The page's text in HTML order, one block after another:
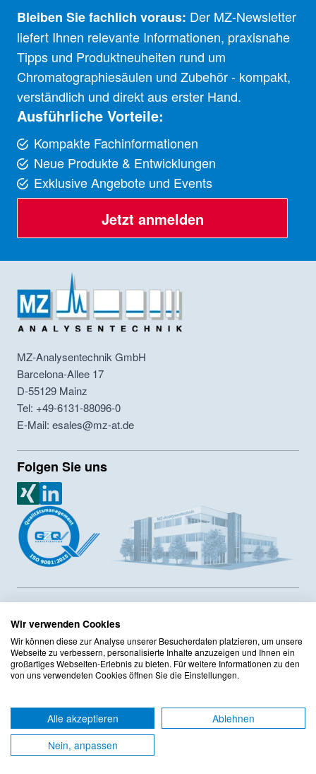
Bleiben Sie fachlich voraus: Der MZ-Newsletter
liefert Ihnen relevante Informationen, praxisnahe
Tipps und Produktneuheiten rund um
Chromatographiesäulen und Zubehör - kompakt,
verständlich und direkt aus erster Hand.
Ausführliche Vorteile:
Kompakte Fachinformationen
Neue Produkte & Entwicklungen
Exklusive Angebote und Events
Jetzt anmelden
MZ-Analysentechnik GmbH
Barcelona-Allee 17
D-55129 Mainz
Tel: +49-6131-88096-0
E-Mail: esales@mz-at.de
Folgen Sie uns
MZ Analysentechnik Xing
MZ Analysentechnik LinkedIn
MZ-Analysentechnik GmbH ist Hersteller von HPLC- und GPC-
Säulen sowie Lieferant von Chromatographiesäulen und
Innerbertriebliches Compliance Programm sowie ein
Qualitätsmanagement mit DIN ISO 9001:2015 Zertifizierung
implementiert. Das Sortiment umfasst mehr als 125 Hersteller
Datenschutzerklärung
Impressum
Wir verwenden Cookies
Wir können diese zur Analyse unserer Besucherdaten platzieren, um unsere
Webseite zu verbessern, personalisierte Inhalte anzuzeigen und Ihnen ein
großartiges Webseiten-Erlebnis zu bieten. Für weitere Informationen zu den
von uns verwendeten Cookies öffnen Sie die Einstellungen.
Alle akzeptieren
Ablehnen
Nein, anpassen